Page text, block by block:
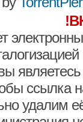
являетесь
ссылка
удалим